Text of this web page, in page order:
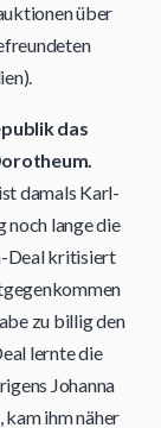
über
das
damals Karl-
noch lange die
Deal kritisiert
zu billig den
lernte die
Johanna
ihm näher